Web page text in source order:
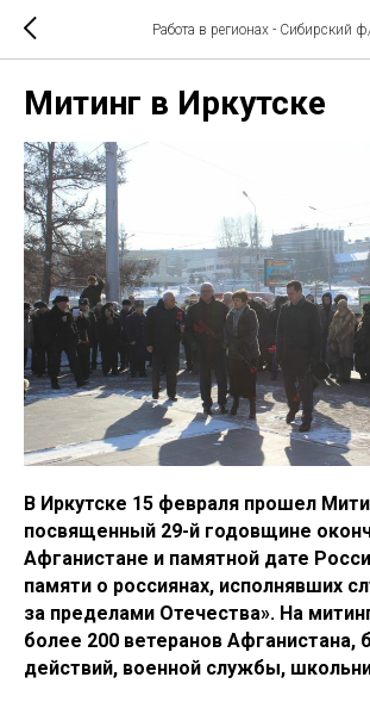
Работа в регионах - Сибирский
Митинг в Иркутске
В Иркутске 15 февраля прошел
посвященный 29-й годовщине
Афганистане и памятной дате
памяти о россиянах, исполнявших
за пределами Отечества». На
более 200 ветеранов Афганистана,
действий, военной службы,